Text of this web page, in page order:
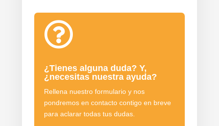

¿Tienes alguna duda? Y,
¿necesitas nuestra ayuda?
Rellena nuestro formulario y nos
pondremos en contacto contigo en breve
para aclarar todas tus dudas.